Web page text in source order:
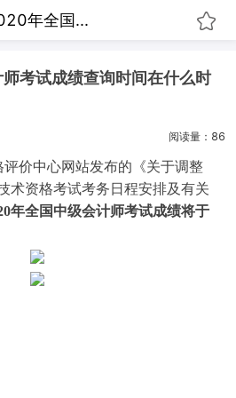
年全国...
考试成绩查询时间在什么时
阅读量：86
价中心网站发布的《关于调整
术资格考试考务日程安排及有关
年全国中级会计师考试成绩将于